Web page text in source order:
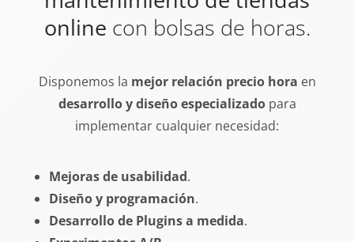
online con bolsas de horas.
Disponemos la mejor relación precio hora en
desarrollo y diseño especializadopara
implementar cualquier necesidad:
Mejoras de usabilidad.
Diseño y programación.
Desarrollo de Plugins a medida.